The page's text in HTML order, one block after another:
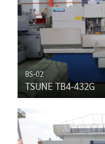
BS-02
TSUNE TB4-432G